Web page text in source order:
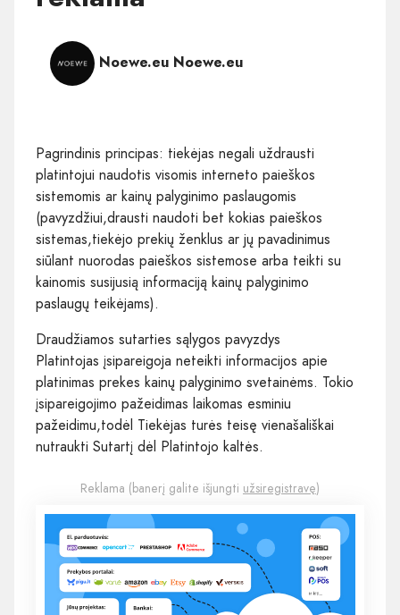
Noewe.eu Noewe.eu
Pagrindinis principas: tiekėjas negali uždrausti
platintojui naudotis visomis interneto paieškos
sistemomis ar kainų palyginimo paslaugomis
(pavyzdžiui,drausti naudoti bet kokias paieškos
sistemas,tiekėjo prekių ženklus ar jų pavadinimus
siūlant nuorodas paieškos sistemose arba teikti su
kainomis susijusią informaciją kainų palyginimo
paslaugų teikėjams).
Draudžiamos sutarties sąlygos pavyzdys
Platintojas įsipareigoja neteikti informacijos apie
platinimas prekes kainų palyginimo svetainėms. Tokio
įsipareigojimo pažeidimas laikomas esminiu
pažeidimu,todėl Tiekėjas turės teisę vienašališkai
nutraukti Sutartį dėl Platintojo kaltės.
Reklama (banerį galite išjungti užsiregistravę)